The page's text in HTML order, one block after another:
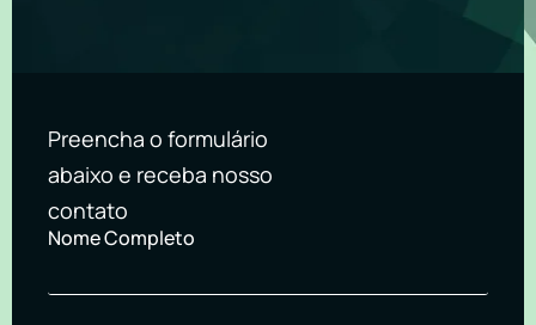
Preencha o formulário
abaixo e receba nosso
contato
Nome Completo